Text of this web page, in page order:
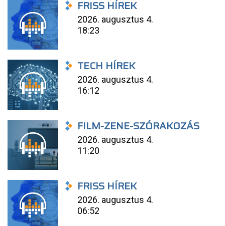
FRISS HÍREK
2026. augusztus 4.
18:23
TECH HÍREK
2026. augusztus 4.
16:12
FILM-ZENE-SZÓRAKOZÁS
2026. augusztus 4.
11:20
FRISS HÍREK
2026. augusztus 4.
06:52